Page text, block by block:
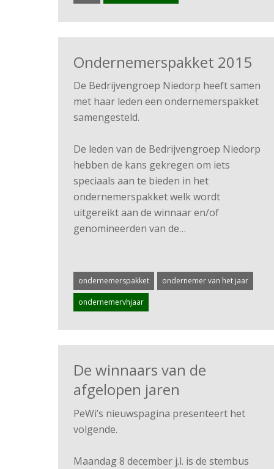
Ondernemerspakket 2015
De Bedrijvengroep Niedorp heeft samen
met haar leden een ondernemerspakket
samengesteld.
De leden van de Bedrijvengroep Niedorp
hebben de kans gekregen om iets
speciaals aan te bieden in het
ondernemerspakket welk wordt
uitgereikt aan de winnaar en/of
genomineerden van de…
ondernemerspakket ondernemer van het jaar
ondernemervhjaar
De winnaars van de
afgelopen jaren
PeWi’s nieuwspagina presenteert het
volgende.
Maandag 8 december j.l. is de stembus